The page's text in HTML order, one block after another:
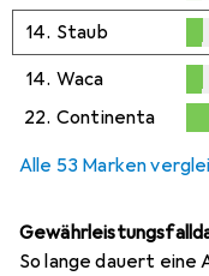
0,1%
14. Staub
0,1%
14. Waca
%
22. Continenta
Alle 53 Marken
So lange dauert eine